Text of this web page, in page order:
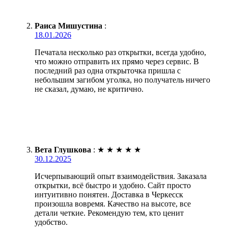
Раиса Мишустина :
18.01.2026
Печатала несколько раз открытки, всегда удобно,
что можно отправить их прямо через сервис. В
последний раз одна открыточка пришла с
небольшим загибом уголка, но получатель ничего
не сказал, думаю, не критично.
Вета Глушкова : ★ ★ ★ ★ ★
30.12.2025
Исчерпывающий опыт взаимодействия. Заказала
открытки, всё быстро и удобно. Сайт просто
интуитивно понятен. Доставка в Черкесск
произошла вовремя. Качество на высоте, все
детали четкие. Рекомендую тем, кто ценит
удобство.